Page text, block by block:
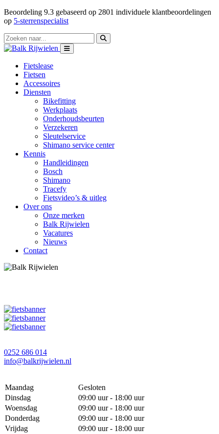
Beoordeling 9.3 gebaseerd op 2801 individuele klantbeoordelingen
op 5-sterrenspecialist
Fietslease
Fietsen
Accessoires
Diensten
Bikefitting
Werkplaats
Onderhoudsbeurten
Verzekeren
Sleutelservice
Shimano service center
Kennis
Handleidingen
Bosch
Shimano
Tracefy
Fietsvideo’s & uitleg
Over ons
Onze merken
Balk Rijwielen
Vacatures
Nieuws
Contact
0252 686 014
info@balkrijwielen.nl
Maandag
Gesloten
Dinsdag
09:00 uur - 18:00 uur
Woensdag
09:00 uur - 18:00 uur
Donderdag
09:00 uur - 18:00 uur
Vrijdag
09:00 uur - 18:00 uur